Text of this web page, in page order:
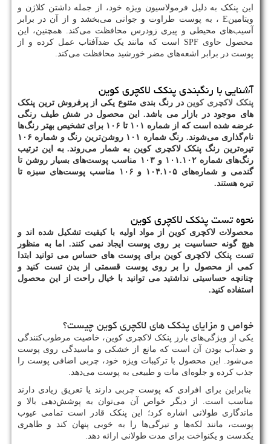
این پنکک به دلیل فرمولاسیون ویژه خود، از جمله داشتن کلاژن و
ویتامینE ، به پوست طراوت و جوانی می‌بخشد و از آن در برابر
آسیب‌های محیطی و پیری زودرس محافظت می‌کند. همچنین، این
محصول حاوی SPF است که مانند یک ضدآفتاب عمل کرده و از
پوست در برابر اشعه‌های مضر خورشید محافظت می‌کند.
آشنایی با رنگبندی پنکک لاکچری کوین
پنکک لاکچری کوین در رنگ بندی متنوع یکی از پرفروش ترین پنکک
های موجود در بازار می باشد.این محصول در شش طیف رنگی
عرضه شده است که از شماره ۱۰۱ تا ۱۰۶ برای تشخیص بهتر رنگ‌ها
نام‌گذاری می‌شوند. رنگ شماره ۱۰۱ روشن‌ترین رنگ و شماره ۱۰۶
تیره‌ترین رنگ پنکک لاکچری کوین به شمار می‌روند. به این ترتیب
رنگ‌های شماره۱۰۱.۱۰۲ و۱۰۳ مناسب پوست‌های بسیار روشن تا
گندمی و شماره‌های ۱۰۴.۱۰۵ و ۱۰۶
مناسب پوست‌های سبزه تا
تیره هستند.
نحوه تست پنکک لاکچری کوین
محصولات لاکچری کوین از مواد اولیه با کیفیت تشکیل شده اند و
هیچ گونه حساسیت بر روی پوست ایجاد نمی کنند. اما به منظور
تست پنکک لاکچری کوین برای پوست های حساس می توانید ابتدا
کمی از محصول را بر روی پوست قسمتی از بدن تست کنید و
چنانچه حساسیتی نداشتید می توانید با خیال راحت از این محصول
استفاده کنید.
خواص و مزایای پنکک های لاکچری کوین چیست؟
یکی از ویژگی‌های بارز پنکک لاکچری کوین، خاصیت مرطوب‌کنندگی
و ضدآب بودن آن است که مانع از خشکی و ماسیدگی روی پوست
می‌شود. این محصول با ترکیبات ویژه خود، چربی اضافی پوست را
جذب کرده و جلوه‌ای مات و طبیعی به پوست می‌دهد.
بنابراین برای افرادی که پوست چربی دارند یا تعریق زیادی دارند
مناسب است. از دیگر خواص آن می‌توان به پوشش‌دهی بالا و
ماندگاری طولانی اشاره کرد؛ این پنکک قادر است تمامی عیوب
پوست، مانند لکه‌ها و تیرگی‌ها را به خوبی پنهان کند و ظاهری
یکدست و یکنواخت برای مدت طولانی ارائه دهد.